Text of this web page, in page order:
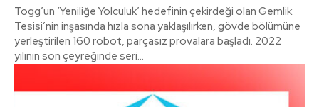
Togg’un ‘Yeniliğe Yolculuk’ hedefinin çekirdeği olan Gemlik
Tesisi’nin inşasında hızla sona yaklaşılırken, gövde bölümüne
yerleştirilen 160 robot, parçasız provalara başladı. 2022
yılının son çeyreğinde seri...